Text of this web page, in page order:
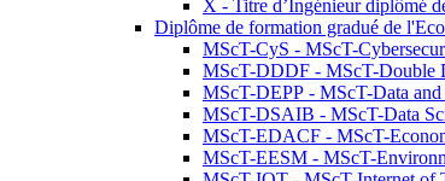
X - Titre d’Ingénieur diplômé
Diplôme de formation gradué de
MScT-CyS - MScT-
MScT-DDDF - MScT-Double
MScT-DEPP - MScT-Data
MScT-DSAIB - MScT-Data
MScT-EDACF - MScT-
MScT-EESM - MScT-